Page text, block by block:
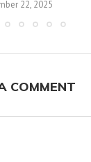
22, 2025
COMMENT